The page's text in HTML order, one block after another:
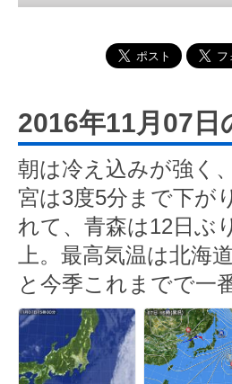
2016年11月07日
朝は冷え込みが強く
宮は3度5分まで下が
れて、青森は12日ぶ
上。最高気温は北海
と今季これまでで一